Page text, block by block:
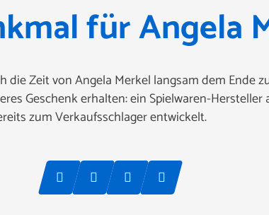
für Angela
die Zeit von Angela Merkel langsam dem Ende
Geschenk erhalten: ein Spielwaren-
zum Verkaufsschlager entwickelt.